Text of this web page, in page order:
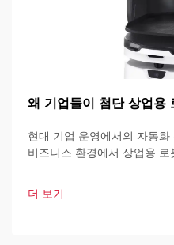
왜 기업들이 첨단 상업용
현대 기업 운영에서의 자동
비즈니스 환경에서 상업용
업이 운영 방식을 혁신하고 있
더 보기